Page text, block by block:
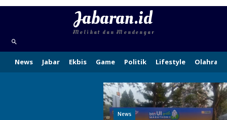
Jabaran.id
Melihat dan Mendengar
News Jabar Ekbis Game Politik Lifestyle Olahraga
News